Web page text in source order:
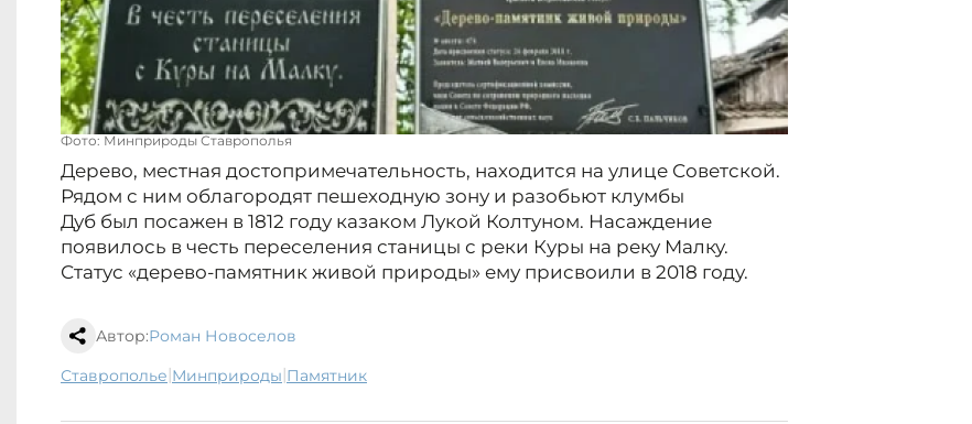
Фото: Минприроды Ставрополья
Дерево, местная достопримечательность, находится на улице Советской.
Рядом с ним облагородят пешеходную зону и разобьют клумбы
Дуб был посажен в 1812 году казаком Лукой Колтуном. Насаждение
появилось в честь переселения станицы с реки Куры на реку Малку.
Статус «дерево-памятник живой природы» ему присвоили в 2018 году.
Автор:Роман Новоселов
Ставрополье| минприроды| памятник